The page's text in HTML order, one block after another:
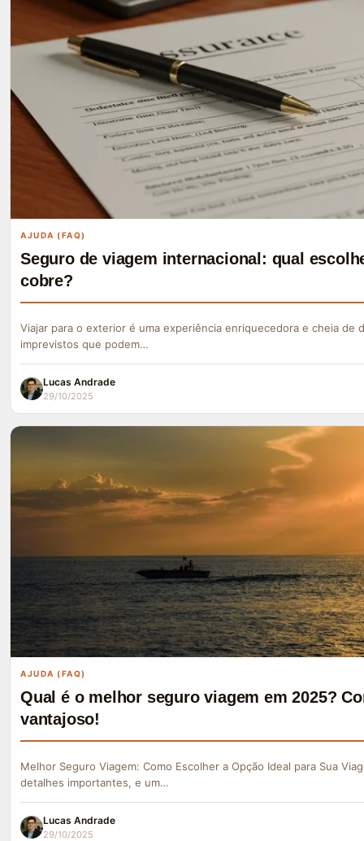
AJUDA (FAQ)
Seguro de viagem internacional: qual
cobre?
Viajar para o exterior é uma experiência enriquecedora e cheia de
imprevistos que podem…
Lucas Andrade
29/10/2025
AJUDA (FAQ)
Qual é o melhor seguro viagem em 2025?
vantajoso!
Melhor Seguro Viagem: Como Escolher a Opção Ideal para Sua
detalhes importantes, e um…
Lucas Andrade
29/10/2025